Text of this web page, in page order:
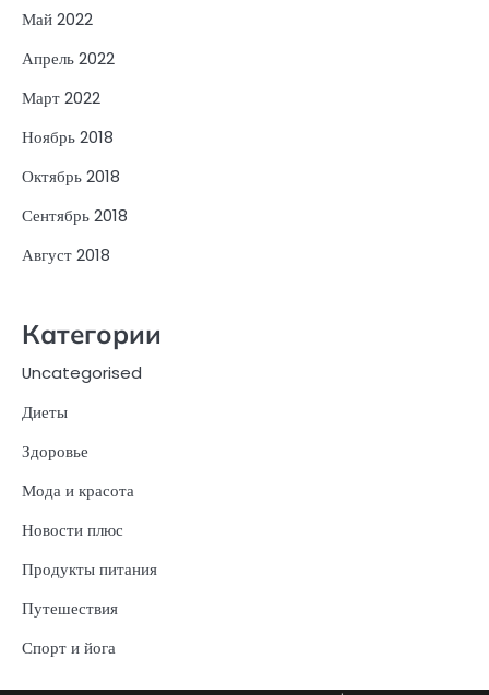
Май 2022
Апрель 2022
Март 2022
Ноябрь 2018
Октябрь 2018
Сентябрь 2018
Август 2018
Категории
Uncategorised
Диеты
Здоровье
Мода и красота
Новости плюс
Продукты питания
Путешествия
Спорт и йога